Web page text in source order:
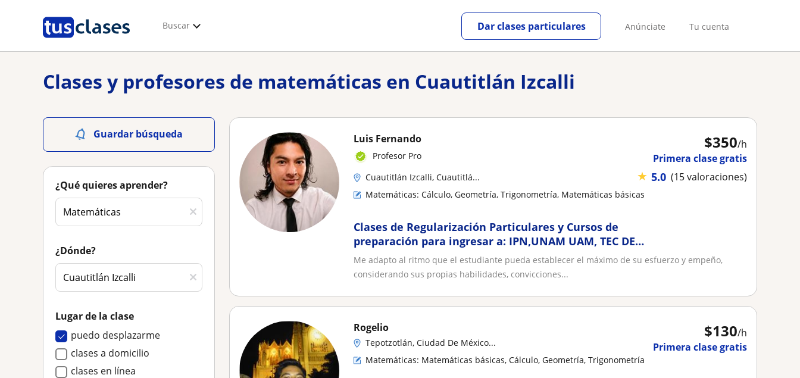
Buscar Anúnciate Tu cuenta
Dar clases particulares
Clases y profesores de matemáticas en Cuautitlán Izcalli
Guardar búsqueda
¿Qué quieres aprender?
¿Dónde?
Lugar de la clase
puedo desplazarme
clases a domicilio
clases en línea
$350/h
Primera clase gratis
★ 5.0 (15 valoraciones)
Luis Fernando
Profesor Pro
Cuautitlán Izcalli, Cuautitlá...
Matemáticas: Cálculo, Geometría, Trigonometría, Matemáticas básicas
Clases de Regularización Particulares y Cursos de
preparación para ingresar a: IPN,UNAM UAM, TEC DE
MONTERREY entre otras; Impartidas por Ingeniero en
Automatización con MBA y mas de 10 años de
Experiencia. Realizo test y pruebas de orientación
vocacional
Me adapto al ritmo que el estudiante pueda establecer el máximo de su esfuerzo y empeño,
considerando sus propias habilidades, convicciones...
$130/h
Primera clase gratis
Rogelio
Tepotzotlán, Ciudad De México...
Matemáticas: Matemáticas básicas, Cálculo, Geometría, Trigonometría